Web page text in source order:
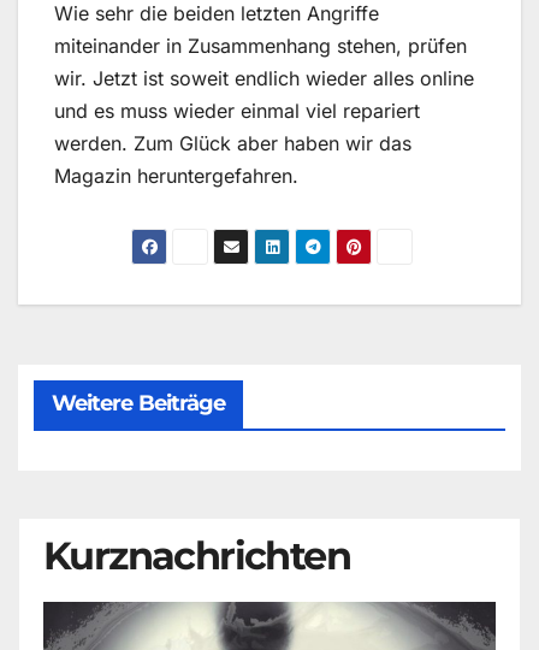
Wie sehr die beiden letzten Angriffe
miteinander in Zusammenhang stehen, prüfen
wir. Jetzt ist soweit endlich wieder alles online
und es muss wieder einmal viel repariert
werden. Zum Glück aber haben wir das
Magazin heruntergefahren.
Weitere Beiträge
Kurznachrichten